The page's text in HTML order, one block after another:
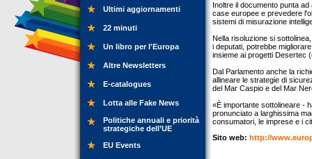
Ultimi aggiornamenti
22 minuti
Un libro per l'Europa
Altre Newsletters
E-catalogues
Lotta alle Fake News
Politiche annuali e priorità
strategiche dell’UE
EU Events
Inoltre il documento punta
case europee e prevedere
sistemi di misurazione
Nella risoluzione si
i deputati, potrebbe
insieme ai progetti Desertec
Dal Parlamento anche la
allineare le strategie di
del Mar Caspio e del Mar
«È importante sottolineare -
pronunciato a larghissima
consumatori, le imprese e i
Sito web: http://